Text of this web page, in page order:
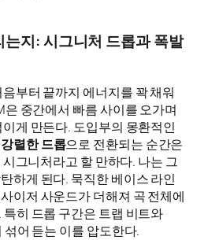
는지: 시그니처 드롭과 폭발
부터 끝까지 에너지를 꽉 채워
은 중간에서 빠름 사이를 오가며
게 만든다. 도입부의 몽환적인
강렬한 드롭으로 전환되는 순간은
시그니처라고 할 만하다. 나는 그
하게 된다. 묵직한 베이스 라인
이저 사운드가 더해져 곡 전체에
히 드롭 구간은 트랩 비트와
섞어 듣는 이를 압도한다.